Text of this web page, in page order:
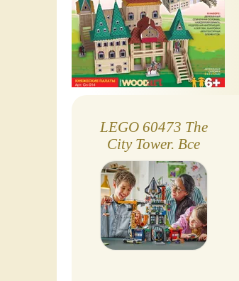
LEGO 60473 The
City Tower. Все
любимые элементы
из LEGO City в
одной башне!